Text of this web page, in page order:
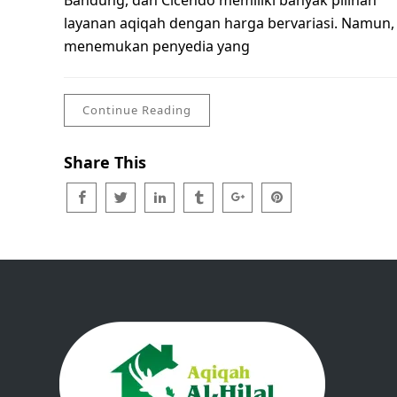
layanan aqiqah dengan harga bervariasi. Namun,
menemukan penyedia yang
Continue Reading
Share This